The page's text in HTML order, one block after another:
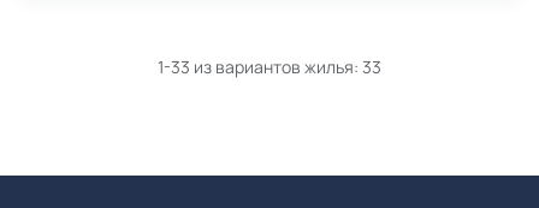
1-33 из вариантов жилья: 33